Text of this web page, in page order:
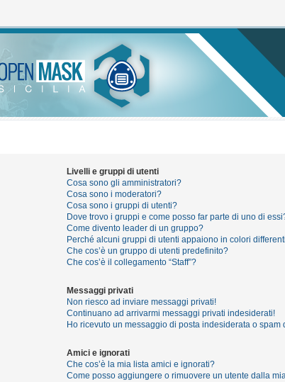
Livelli e gruppi di utenti
Cosa sono gli amministratori?
Cosa sono i moderatori?
Cosa sono i gruppi di utenti?
Dove trovo i gruppi e come posso far parte di uno di
Come divento leader di un gruppo?
Perché alcuni gruppi di utenti appaiono in colori
Che cos’è un gruppo di utenti predefinito?
Che cos’è il collegamento “Staff”?
Messaggi privati
Non riesco ad inviare messaggi privati!
Continuano ad arrivarmi messaggi privati indesiderati!
Ho ricevuto un messaggio di posta indesiderata o
Amici e ignorati
Che cos’è la mia lista amici e ignorati?
Come posso aggiungere o rimuovere un utente dalla